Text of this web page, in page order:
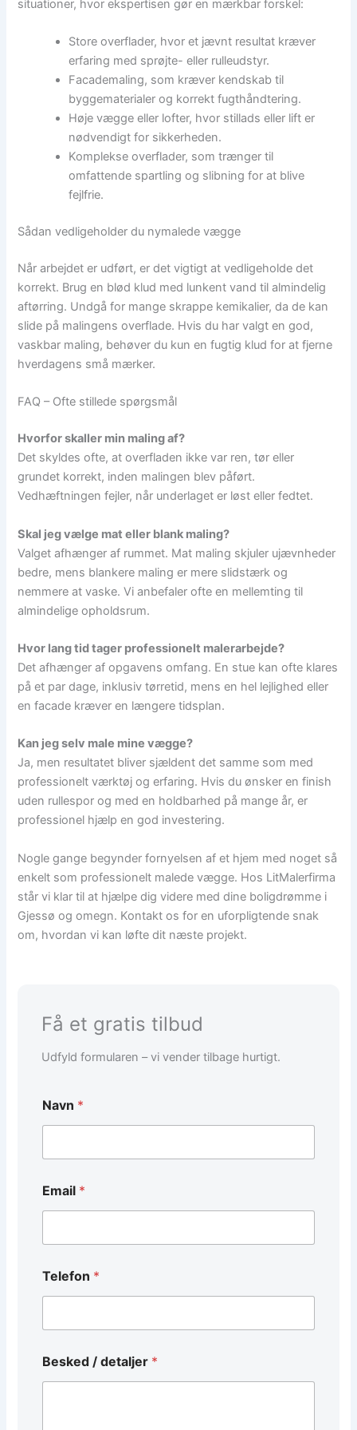
situationer, hvor ekspertisen gør en mærkbar forskel:
Store overflader, hvor et jævnt resultat kræver
erfaring med sprøjte- eller rulleudstyr.
Facademaling, som kræver kendskab til
byggematerialer og korrekt fugthåndtering.
Høje vægge eller lofter, hvor stillads eller lift er
nødvendigt for sikkerheden.
Komplekse overflader, som trænger til
omfattende spartling og slibning for at blive
fejlfrie.
Sådan vedligeholder du nymalede vægge
Når arbejdet er udført, er det vigtigt at vedligeholde det
korrekt. Brug en blød klud med lunkent vand til almindelig
aftørring. Undgå for mange skrappe kemikalier, da de kan
slide på malingens overflade. Hvis du har valgt en god,
vaskbar maling, behøver du kun en fugtig klud for at fjerne
hverdagens små mærker.
FAQ – Ofte stillede spørgsmål
Hvorfor skaller min maling af?
Det skyldes ofte, at overfladen ikke var ren, tør eller
grundet korrekt, inden malingen blev påført.
Vedhæftningen fejler, når underlaget er løst eller fedtet.
Skal jeg vælge mat eller blank maling?
Valget afhænger af rummet. Mat maling skjuler ujævnheder
bedre, mens blankere maling er mere slidstærk og
nemmere at vaske. Vi anbefaler ofte en mellemting til
almindelige opholdsrum.
Hvor lang tid tager professionelt malerarbejde?
Det afhænger af opgavens omfang. En stue kan ofte klares
på et par dage, inklusiv tørretid, mens en hel lejlighed eller
en facade kræver en længere tidsplan.
Kan jeg selv male mine vægge?
Ja, men resultatet bliver sjældent det samme som med
professionelt værktøj og erfaring. Hvis du ønsker en finish
uden rullespor og med en holdbarhed på mange år, er
professionel hjælp en god investering.
Nogle gange begynder fornyelsen af et hjem med noget så
enkelt som professionelt malede vægge. Hos LitMalerfirma
står vi klar til at hjælpe dig videre med dine boligdrømme i
Gjessø og omegn. Kontakt os for en uforpligtende snak
om, hvordan vi kan løfte dit næste projekt.
Få et gratis tilbud
Udfyld formularen – vi vender tilbage hurtigt.
Navn *
e
t
e
r
*
Email *
Telefon *
Besked / detaljer *